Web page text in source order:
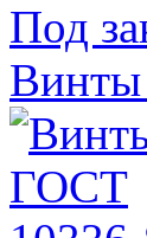
Под